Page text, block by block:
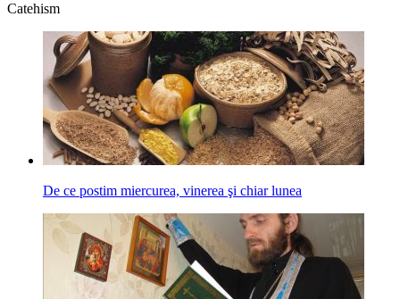
Catehism
De ce postim miercurea, vinerea şi chiar lunea